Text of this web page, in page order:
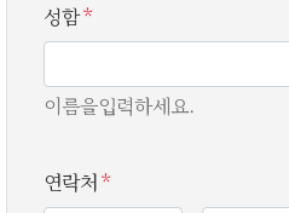
성함*
이름을입력하세요.
연락처*